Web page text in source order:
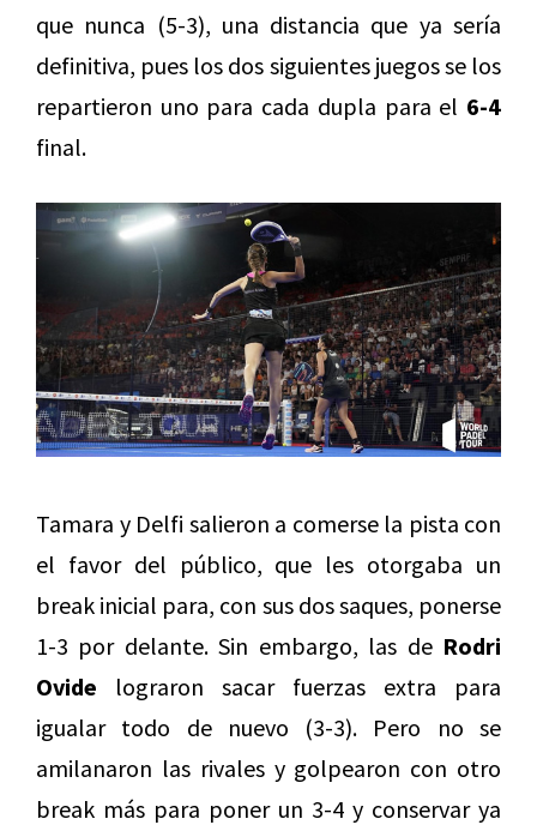
que nunca (5-3), una distancia que ya sería
definitiva, pues los dos siguientes juegos se los
repartieron uno para cada dupla para el 6-4
final.
Tamara y Delfi salieron a comerse la pista con
el favor del público, que les otorgaba un
break inicial para, con sus dos saques, ponerse
1-3 por delante. Sin embargo, las de Rodri
Ovide lograron sacar fuerzas extra para
igualar todo de nuevo (3-3). Pero no se
amilanaron las rivales y golpearon con otro
break más para poner un 3-4 y conservar ya